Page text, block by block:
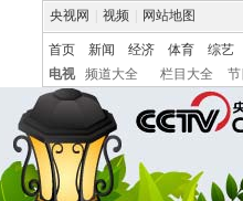
央视网 视频 网站地图
首页 新闻 经济 体育 综艺
电视
频道大全 栏目大全 节